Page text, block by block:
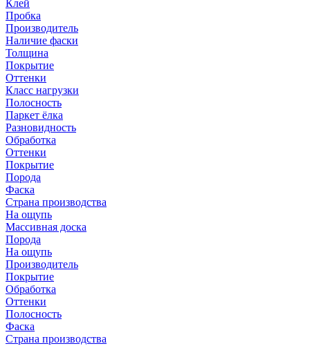
Клей
Пробка
Производитель
Наличие фаски
Толщина
Покрытие
Оттенки
Класс нагрузки
Полосность
Паркет ёлка
Разновидность
Обработка
Оттенки
Покрытие
Порода
Фаска
Страна производства
На ощупь
Массивная доска
Порода
На ощупь
Производитель
Покрытие
Обработка
Оттенки
Полосность
Фаска
Страна производства